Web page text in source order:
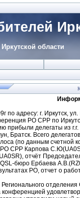
области
по адресу: г. Иркутск,
РО СРР по
прибыли делегаты из г.г.
Братск. Всего
(по данным счетной
СРР Карпова
отчёт
QSL-бюро Ербаева
РО, отчет о
конференцией